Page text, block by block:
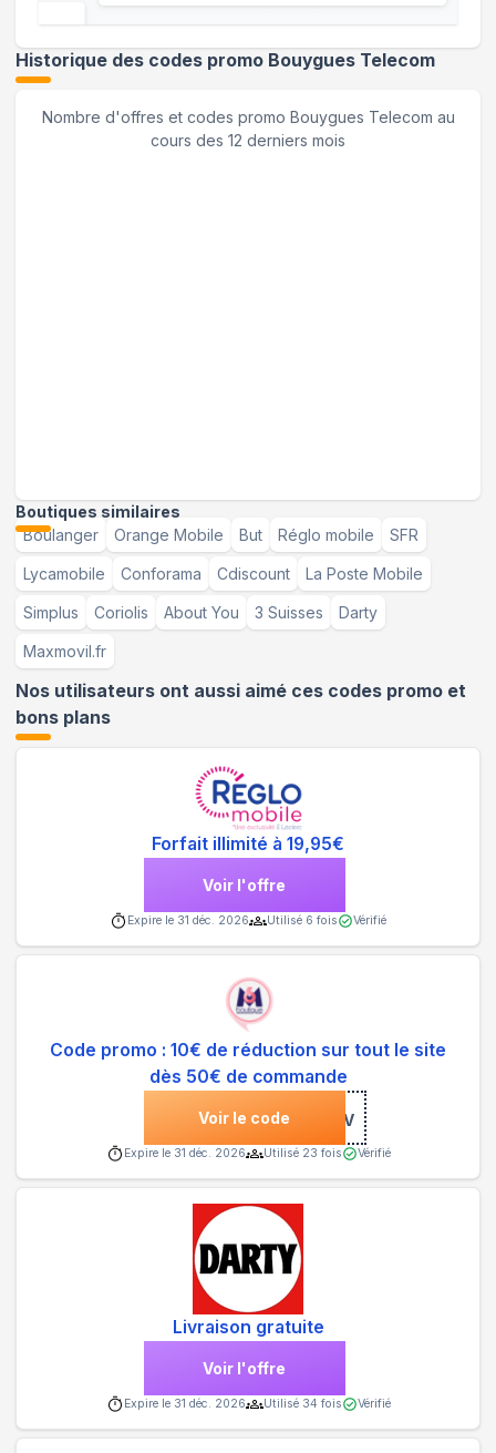
Historique des codes promo Bouygues Telecom
Nombre d'offres et codes promo Bouygues Telecom au
cours des 12 derniers mois
Boutiques similaires
Boulanger
Orange Mobile But Réglo mobile SFR
Lycamobile Conforama Cdiscount La Poste Mobile
Simplus Coriolis About You 3 Suisses Darty
Maxmovil.fr
Nos utilisateurs ont aussi aimé ces codes promo et
bons plans
Forfait illimité à 19,95€
Voir l'offre
Expire le 31 déc. 2026 Utilisé 6 fois Vérifié
Code promo : 10€ de réduction sur tout le site
dès 50€ de commande
Voir le code ***IV
Expire le 31 déc. 2026 Utilisé 23 fois Vérifié
Livraison gratuite
Voir l'offre
Expire le 31 déc. 2026 Utilisé 34 fois Vérifié